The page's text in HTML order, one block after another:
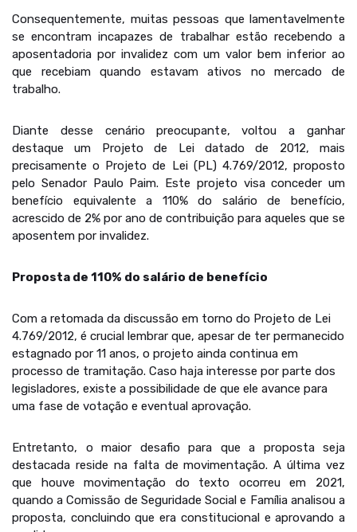
Consequentemente, muitas pessoas que lamentavelmente
se encontram incapazes de trabalhar estão recebendo a
aposentadoria por invalidez com um valor bem inferior ao
que recebiam quando estavam ativos no mercado de
trabalho.
Diante desse cenário preocupante, voltou a ganhar
destaque um Projeto de Lei datado de 2012, mais
precisamente o Projeto de Lei (PL) 4.769/2012, proposto
pelo Senador Paulo Paim. Este projeto visa conceder um
benefício equivalente a 110% do salário de benefício,
acrescido de 2% por ano de contribuição para aqueles que se
aposentem por invalidez.
Proposta de 110% do salário de benefício
Com a retomada da discussão em torno do Projeto de Lei
4.769/2012, é crucial lembrar que, apesar de ter permanecido
estagnado por 11 anos, o projeto ainda continua em
processo de tramitação. Caso haja interesse por parte dos
legisladores, existe a possibilidade de que ele avance para
uma fase de votação e eventual aprovação.
Entretanto, o maior desafio para que a proposta seja
destacada reside na falta de movimentação. A última vez
que houve movimentação do texto ocorreu em 2021,
quando a Comissão de Seguridade Social e Família analisou a
proposta, concluindo que era constitucional e aprovando a